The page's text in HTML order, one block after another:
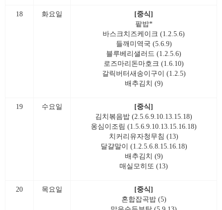
18 화요일
[중식]
팥밥*
바스크치즈케이크 (1.2.5.6)
들깨미역국 (5.6.9)
블루베리샐러드 (1.2.5.6)
로즈마리돈마호크 (1.6.10)
갈릭버터새송이구이 (1.2.5)
배추김치 (9)
19 수요일
[중식]
김치볶음밥 (2.5.6.9.10.13.15.18)
옹심이조림 (1.5.6.9.10.13.15.16.18)
치커리유자청무침 (13)
달걀말이 (1.2.5.6.8.15.16.18)
배추김치 (9)
매실모히또 (13)
20 목요일
[중식]
혼합잡곡밥 (5)